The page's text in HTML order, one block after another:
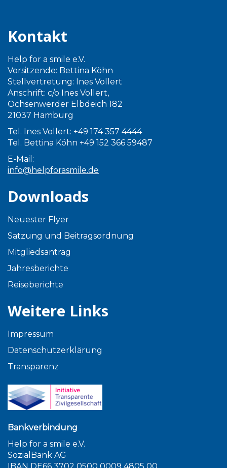
Kontakt
Help for a smile e.V.
Vorsitzende: Bettina Köhn
Stellvertretung: Ines Vollert
Anschrift: c/o Ines Vollert,
Ochsenwerder Elbdeich 182
21037 Hamburg
Tel. Ines Vollert: +49 174 357 4444
Tel. Bettina Köhn +49 152 366 59487
E-Mail:
info@helpforasmile.de
Downloads
Neuester Flyer
Satzung und Beitragsordnung
Mitgliedsantrag
Jahresberichte
Reiseberichte
Weitere Links
Impressum
Datenschutzerklärung
Transparenz
Bankverbindung
Help for a smile e.V.
SozialBank AG